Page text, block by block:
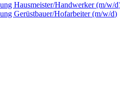
Hausmeister/Handwerker (m/w/
Gerüstbauer/Hofarbeiter (m/w/d)